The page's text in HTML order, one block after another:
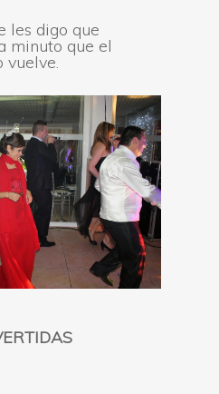
les digo que
minuto que el
vuelve.